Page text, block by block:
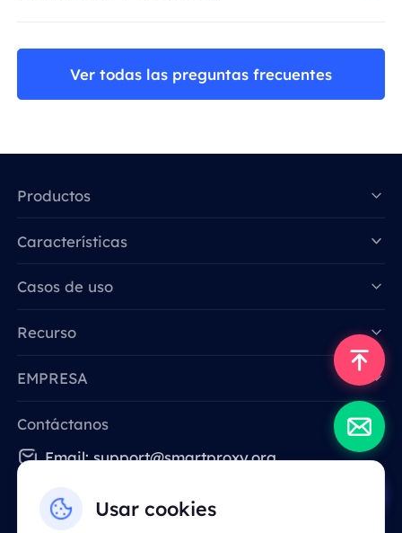
Ver todas las preguntas frecuentes
Usar cookies
Productos
Características
Casos de uso
Recurso
EMPRESA
Contáctanos
Email: support@smartproxy.org